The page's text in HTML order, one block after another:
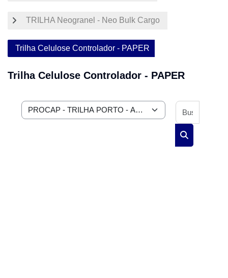
TRILHA Neogranel - Neo Bulk Cargo
Trilha Celulose Controlador - PAPER
Trilha Celulose Controlador - PAPER
Categorias de Cursos